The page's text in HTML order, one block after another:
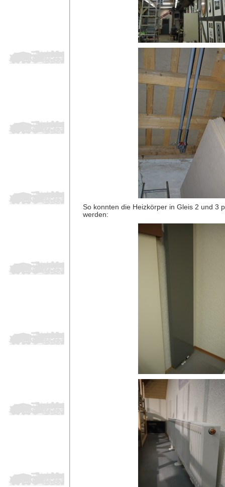
So konnten die Heizkörper in Gleis 2 und 3
werden: